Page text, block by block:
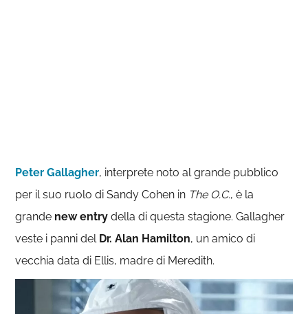
Peter Gallagher, interprete noto al grande pubblico
per il suo ruolo di Sandy Cohen in The O.C., è la
grande new entry della di questa stagione. Gallagher
veste i panni del Dr. Alan Hamilton, un amico di
vecchia data di Ellis, madre di Meredith.